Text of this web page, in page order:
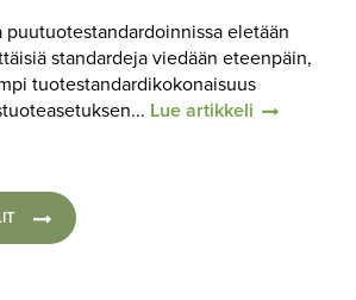
puutuotestandardoinnissa eletään
standardeja viedään eteenpäin,
tuotestandardikokonaisuus
Lue artikkeli